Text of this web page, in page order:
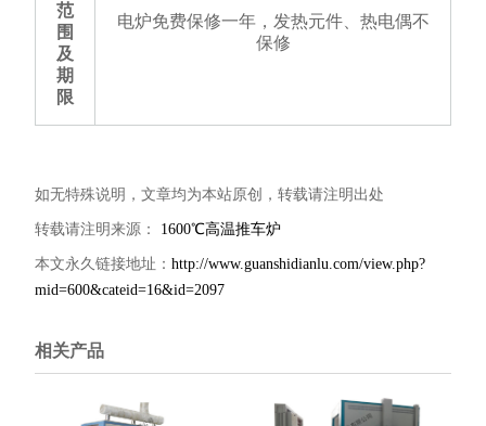
范
围
及
期
限
电炉免费保修一年，发热元件、热电偶不
保修
如无特殊说明，文章均为本站原创，转载请注明出处
转载请注明来源： 1600℃高温推车炉
本文永久链接地址： http://www.guanshidianlu.com/view.php?
mid=600&cateid=16&id=2097
相关产品